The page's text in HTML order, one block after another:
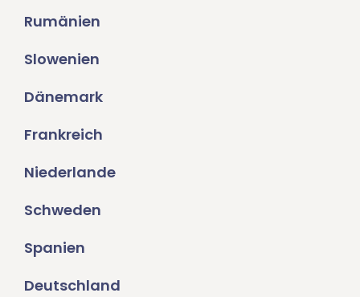
Rumänien
Slowenien
Dänemark
Frankreich
Niederlande
Schweden
Spanien
Deutschland